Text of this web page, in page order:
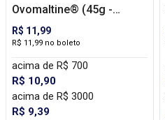
Ovomaltine® (45g -
Unidade) -
INTEGRALMÉDICA
R$ 11,99
R$ 11,99 no boleto
acima de R$ 700
R$ 10,90
acima de R$ 3000
R$ 9,39